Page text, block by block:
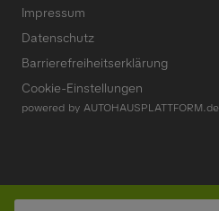
Impressum
Datenschutz
Barrierefreiheitserklärung
Cookie-Einstellungen
powered by AUTOHAUSPLATTFORM.de